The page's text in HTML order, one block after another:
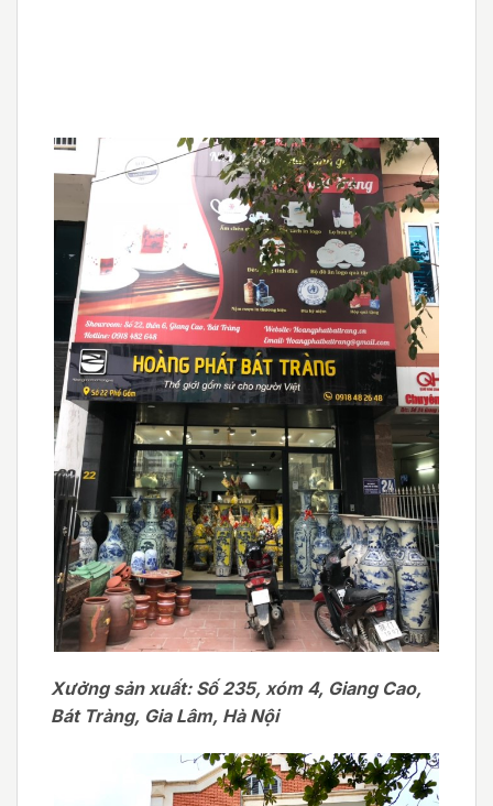
Xưởng sản xuất: Số 235, xóm 4, Giang Cao,
Bát Tràng, Gia Lâm, Hà Nội